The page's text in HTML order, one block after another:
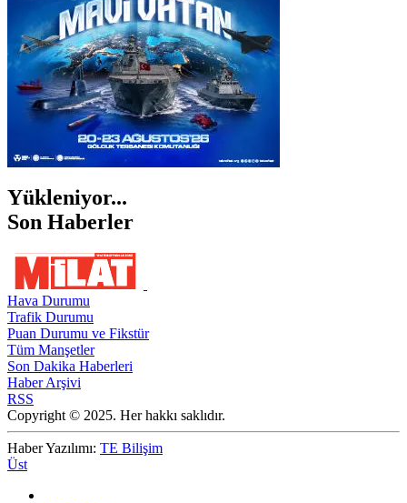
Yükleniyor...
Son Haberler
Hava Durumu
Trafik Durumu
Puan Durumu ve Fikstür
Tüm Manşetler
Son Dakika Haberleri
Haber Arşivi
RSS
Copyright © 2025. Her hakkı saklıdır.
Haber Yazılımı: TE Bilişim
Üst